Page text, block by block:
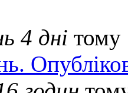
4 дні тому